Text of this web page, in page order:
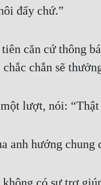
đấy chứ.”
căn cứ thông
chắn sẽ
lượt, nói:
anh hướng